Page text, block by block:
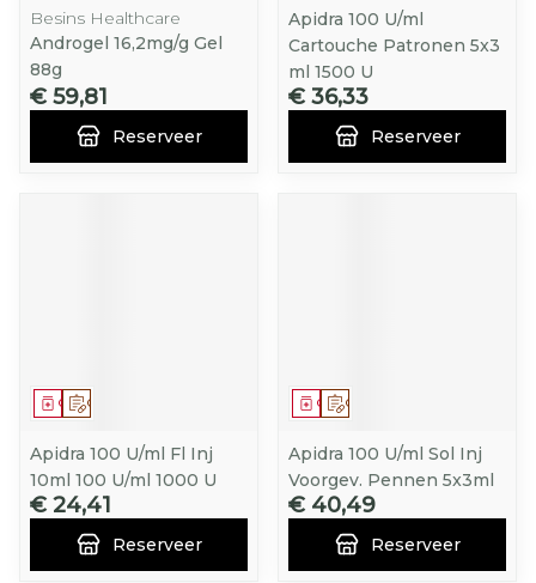
Besins Healthcare
Androgel 16,2mg/g Gel
88g
€ 59,81
Reserveer
Apidra 100 U/ml
Cartouche Patronen 5x3
ml 1500 U
€ 36,33
Reserveer
Op voorschrift
Geneesmiddel
Apidra 100 U/ml Fl Inj
10ml 100 U/ml 1000 U
€ 24,41
Reserveer
Op voorschrift
Geneesmiddel
Apidra 100 U/ml Sol Inj
Voorgev. Pennen 5x3ml
€ 40,49
Reserveer